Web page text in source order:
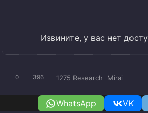
Извините, у вас нет
0 396 1275 Research Mirai
WhatsApp VK